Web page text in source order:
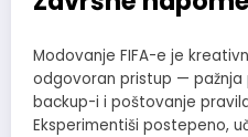
Modovanje FIFA-e je
odgovoran pristup — pažnja
backup-i i poštovanje
Eksperimentiši postepeno,